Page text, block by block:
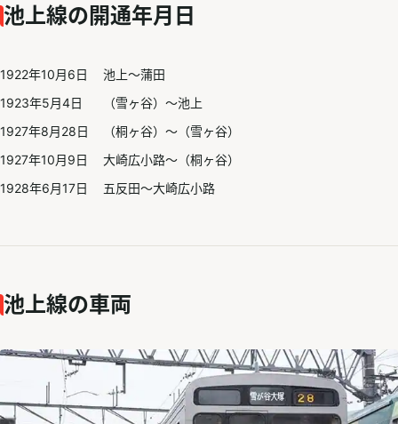
池上線の開通年月日
1922年10月6日
池上～蒲田
1923年5月4日
（雪ヶ谷）～池上
1927年8月28日
（桐ヶ谷）～（雪ヶ谷）
1927年10月9日
大崎広小路～（桐ヶ谷）
1928年6月17日
五反田～大崎広小路
池上線の車両